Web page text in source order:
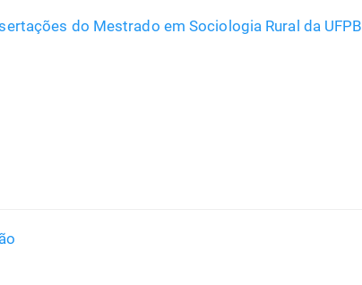
do Mestrado em Sociologia Rural da UFPB